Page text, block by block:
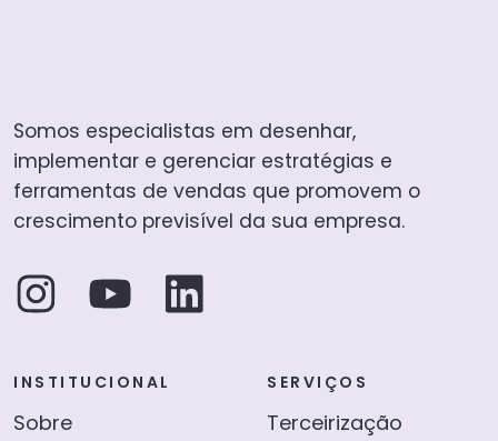
Somos especialistas em desenhar,
implementar e gerenciar estratégias e
ferramentas de vendas que promovem o
crescimento previsível da sua empresa.
INSTITUCIONAL
Sobre
SERVIÇOS
Terceirização